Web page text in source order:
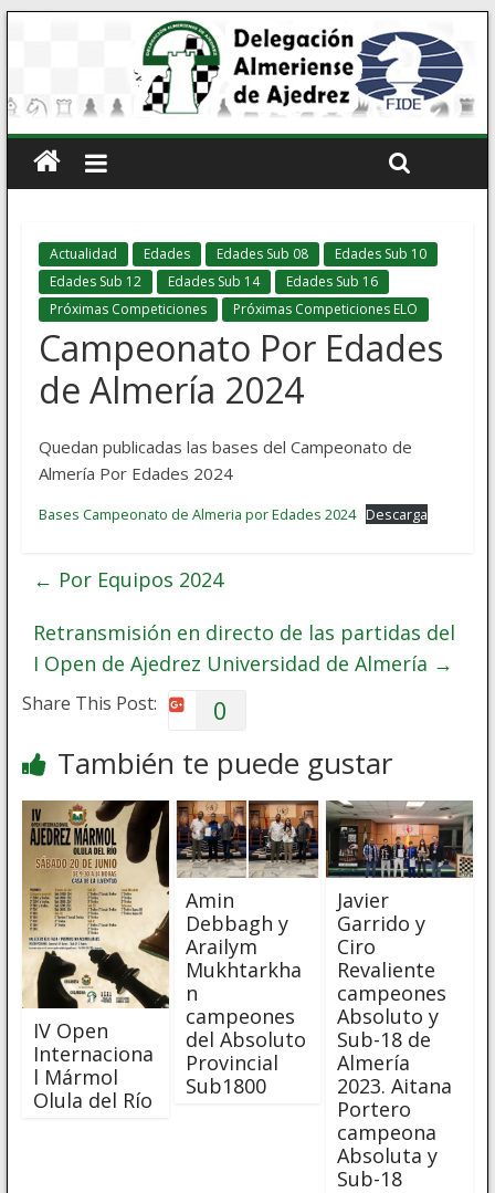
Actualidad Edades Edades Sub 08
Edades Sub 10
Edades Sub 12
Edades Sub 14
Edades Sub 16
Próximas Competiciones
Próximas Competiciones ELO
Campeonato Por Edades
de Almería 2024
Quedan publicadas las bases del Campeonato de
Almería Por Edades 2024
Bases Campeonato de Almeria por Edades 2024 Descarga
← Por Equipos 2024
Retransmisión en directo de las partidas del
I Open de Ajedrez Universidad de Almería →
Share This Post: 0
También te puede gustar
IV Open
Internaciona
l Mármol
Olula del Río
Amin
Debbagh y
Arailym
Mukhtarkha
n
campeones
del Absoluto
Provincial
Sub1800
Javier
Garrido y
Ciro
Revaliente
campeones
Absoluto y
Sub-18 de
Almería
2023. Aitana
Portero
campeona
Absoluta y
Sub-18